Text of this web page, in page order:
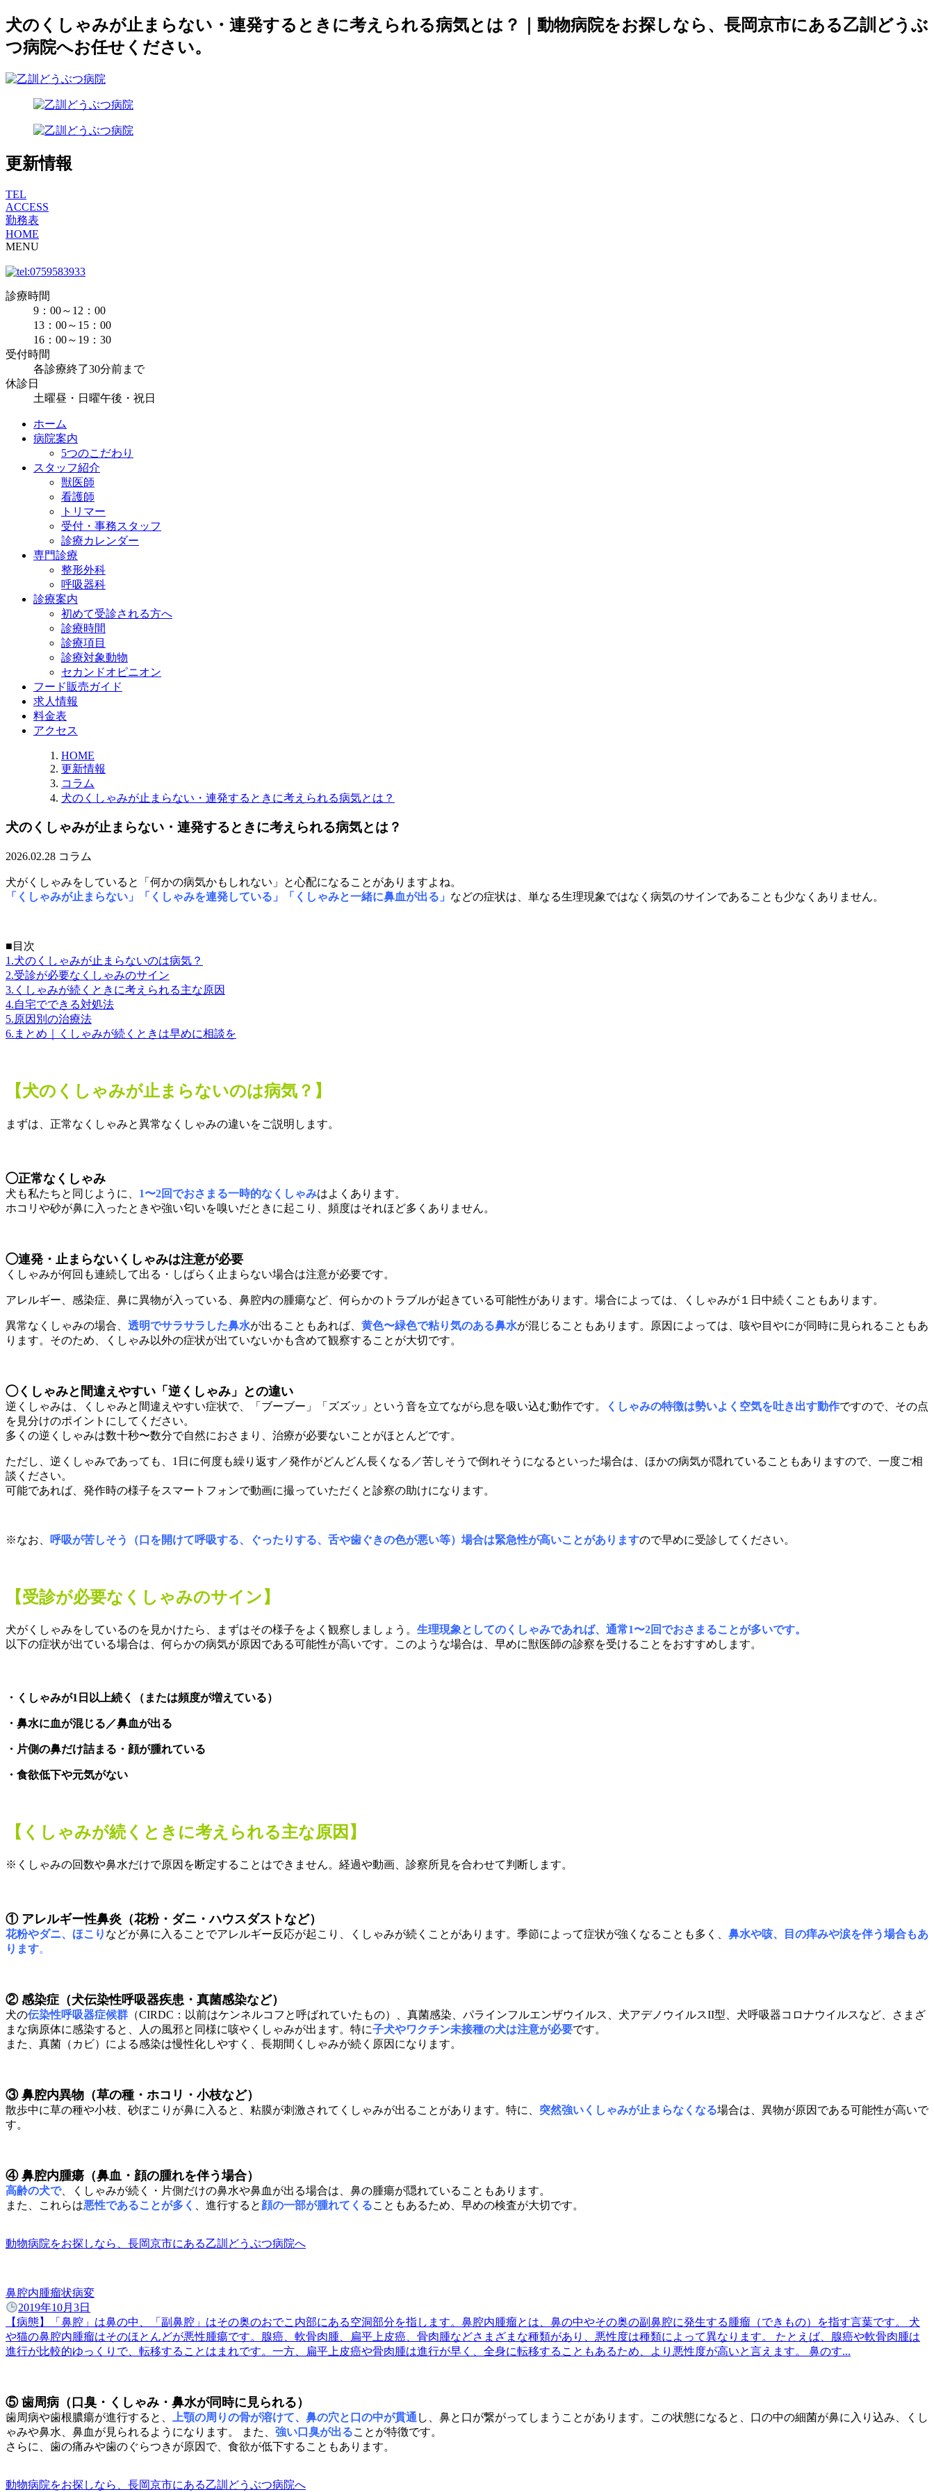
犬のくしゃみが止まらない・連発するときに考えられる病気とは？｜動物病院をお探しなら、長岡京市にある乙訓どうぶ
つ病院へお任せください。
更新情報
TEL
ACCESS
勤務表
HOME
MENU
診療時間
9：00～12：00
13：00～15：00
16：00～19：30
受付時間
各診療終了30分前まで
休診日
土曜昼・日曜午後・祝日
ホーム
病院案内
5つのこだわり
スタッフ紹介
獣医師
看護師
トリマー
受付・事務スタッフ
診療カレンダー
専門診療
整形外科
呼吸器科
診療案内
初めて受診される方へ
診療時間
診療項目
診療対象動物
セカンドオピニオン
フード販売ガイド
求人情報
料金表
アクセス
HOME
更新情報
コラム
犬のくしゃみが止まらない・連発するときに考えられる病気とは？
犬のくしゃみが止まらない・連発するときに考えられる病気とは？
2026.02.28 コラム
犬がくしゃみをしていると「何かの病気かもしれない」と心配になることがありますよね。
「くしゃみが止まらない」「くしゃみを連発している」「くしゃみと一緒に鼻血が出る」 などの症状は、単なる生理現象ではなく病気のサインであることも少なくありません。
■目次
1.犬のくしゃみが止まらないのは病気？
2.受診が必要なくしゃみのサイン
3.くしゃみが続くときに考えられる主な原因
4.自宅でできる対処法
5.原因別の治療法
6.まとめ｜くしゃみが続くときは早めに相談を
【犬のくしゃみが止まらないのは病気？】
まずは、正常なくしゃみと異常なくしゃみの違いをご説明します。
◯正常なくしゃみ
犬も私たちと同じように、 1〜2回でおさまる一時的なくしゃみはよくあります。
ホコリや砂が鼻に入ったときや強い匂いを嗅いだときに起こり、頻度はそれほど多くありません。
◯連発・止まらないくしゃみは注意が必要
くしゃみが何回も連続して出る・しばらく止まらない場合は注意が必要です。
アレルギー、感染症、鼻に異物が入っている、鼻腔内の腫瘍など、何らかのトラブルが起きている可能性があります。場合によっては、くしゃみが１日中続くこともあります。
異常なくしゃみの場合、 透明でサラサラした鼻水が出ることもあれば、 黄色〜緑色で粘り気のある鼻水が混じることもあります。原因によっては、咳や目やにが同時に見られることもあ
ります。そのため、くしゃみ以外の症状が出ていないかも含めて観察することが大切です。
◯くしゃみと間違えやすい「逆くしゃみ」との違い
逆くしゃみは、くしゃみと間違えやすい症状で、「ブーブー」「ズズッ」という音を立てながら息を吸い込む動作です。 くしゃみの特徴は勢いよく空気を吐き出す動作ですので、その点
を見分けのポイントにしてください。
多くの逆くしゃみは数十秒〜数分で自然におさまり、治療が必要ないことがほとんどです。
ただし、逆くしゃみであっても、1日に何度も繰り返す／発作がどんどん長くなる／苦しそうで倒れそうになるといった場合は、ほかの病気が隠れていることもありますので、一度ご相
談ください。
可能であれば、発作時の様子をスマートフォンで動画に撮っていただくと診察の助けになります。
※なお、 呼吸が苦しそう（口を開けて呼吸する、ぐったりする、舌や歯ぐきの色が悪い等）場合は緊急性が高いことがありますので早めに受診してください。
【受診が必要なくしゃみのサイン】
犬がくしゃみをしているのを見かけたら、まずはその様子をよく観察しましょう。 生理現象としてのくしゃみであれば、通常1〜2回でおさまることが多いです。
以下の症状が出ている場合は、何らかの病気が原因である可能性が高いです。このような場合は、早めに獣医師の診察を受けることをおすすめします。
・くしゃみが1日以上続く（または頻度が増えている）
・鼻水に血が混じる／鼻血が出る
・片側の鼻だけ詰まる・顔が腫れている
・食欲低下や元気がない
【くしゃみが続くときに考えられる主な原因】
※くしゃみの回数や鼻水だけで原因を断定することはできません。経過や動画、診察所見を合わせて判断します。
① アレルギー性鼻炎（花粉・ダニ・ハウスダストなど）
花粉やダニ、ほこり などが鼻に入ることでアレルギー反応が起こり、くしゃみが続くことがあります。季節によって症状が強くなることも多く、 鼻水や咳、目の痒みや涙を伴う場合もあ
ります。
② 感染症（犬伝染性呼吸器疾患・真菌感染など）
犬の伝染性呼吸器症候群 （CIRDC：以前はケンネルコフと呼ばれていたもの）、 真菌感染、 パラインフルエンザウイルス 、 犬アデノウイルスII型、 犬呼吸器コロナウイルスなど、さまざ
まな病原体に感染すると、人の風邪と同様に咳やくしゃみが出ます。特に子犬やワクチン未接種の犬は注意が必要です。
また、真菌（カビ）による感染は慢性化しやすく、長期間くしゃみが続く原因になります。
③ 鼻腔内異物（草の種・ホコリ・小枝など）
散歩中に草の種や小枝、砂ぼこりが鼻に入ると、粘膜が刺激されてくしゃみが出ることがあります。特に、 突然強いくしゃみが止まらなくなる場合は、異物が原因である可能性が高いで
す。
④ 鼻腔内腫瘍（鼻血・顔の腫れを伴う場合）
高齢の犬で、くしゃみが続く・片側だけの鼻水や鼻血 が出る場合は、鼻の腫瘍が隠れていることもあります。
また、
これらは悪性であることが多く 、進行すると 顔の一部が腫れてくることもあるため、早めの検査が大切です。
動物病院をお探しなら、長岡京市にある乙訓どうぶつ病院へ
鼻腔内腫瘤状病変
2019年10月3日
【病態】「鼻腔」は鼻の中、「副鼻腔」はその奥のおでこ内部にある空洞部分を指します。鼻腔内腫瘤とは、鼻の中やその奥の副鼻腔に発生する腫瘤（できもの）を指す言葉です。 犬
や猫の鼻腔内腫瘤はそのほとんどが悪性腫瘍です。腺癌、軟骨肉腫、扁平上皮癌、骨肉腫などさまざまな種類があり、悪性度は種類によって異なります。 たとえば、腺癌や軟骨肉腫は
進行が比較的ゆっくりで、転移することはまれです。一方、扁平上皮癌や骨肉腫は進行が早く、全身に転移することもあるため、より悪性度が高いと言えます。 鼻のす...
⑤ 歯周病（口臭・くしゃみ・鼻水が同時に見られる）
歯周病や歯根膿瘍が進行すると、 上顎の周りの骨が溶けて、鼻の穴と口の中が貫通し、鼻と口が繋がってしまう ことがあります。この状態になると、口の中の細菌が鼻に入り込み、
くし
ゃみや鼻水、鼻血 が見られるようになります。 また、 強い口臭が出ることが特徴です。
さらに、歯の痛みや歯のぐらつきが原因で、 食欲が低下することもあります。
動物病院をお探しなら、長岡京市にある乙訓どうぶつ病院へ